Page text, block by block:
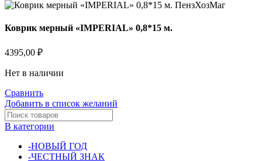
Коврик мерный «IMPERIAL» 0,8*15 м.
4395,00 ₽
Нет в наличии
Сравнить
Добавить в список желаний
В категории
-НОВЫЙ ГОД
-ЧЕСТНЫЙ ЗНАК